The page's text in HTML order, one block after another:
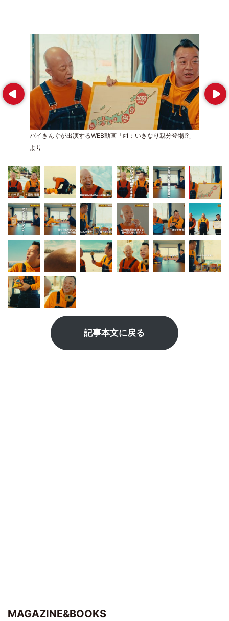
Prev
バイきんぐが出演するWEB動画「♯1：いきなり親分登場!?」
より
Next
記事本文に戻る
MAGAZINE&BOOKS